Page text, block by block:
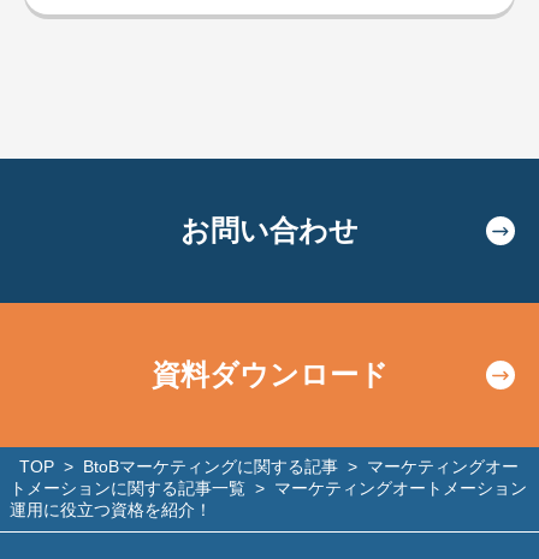
お問い合わせ
資料ダウンロード
TOP > BtoBマーケティングに関する記事 > マーケティングオー
トメーションに関する記事一覧 > マーケティングオートメーション
運用に役立つ資格を紹介！